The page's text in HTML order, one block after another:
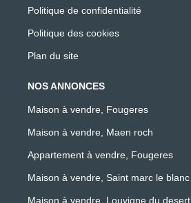
Politique de confidentialité
Politique des cookies
Plan du site
NOS ANNONCES
Maison à vendre, Fougeres
Maison à vendre, Maen roch
Appartement à vendre, Fougeres
Maison à vendre, Saint marc le blanc
Maison à vendre, Louvigne du desert